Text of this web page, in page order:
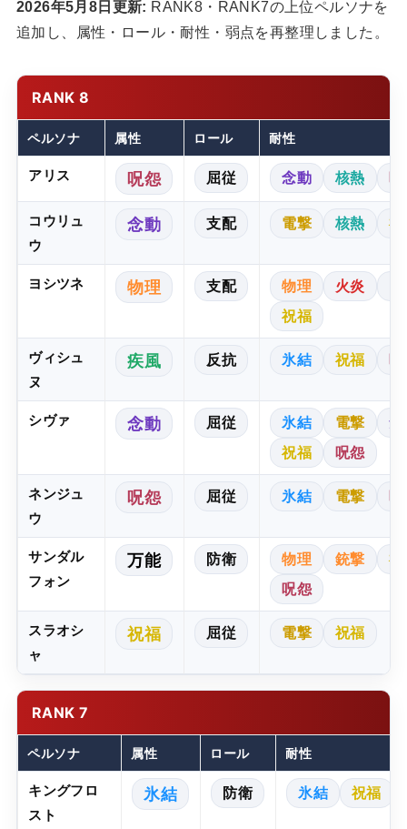
2026年5月8日更新: RANK8・RANK7の上位ペルソナを
追加し、属性・ロール・耐性・弱点を再整理しました。
RANK 8
ペルソナ 属性 ロール 耐性
アリス 呪怨 屈従 念動 核熱 呪
コウリュ
ウ
念動 支配 電撃 核熱 祝
ヨシツネ 物理 支配 物理 火炎
祝福
ヴィシュ
ヌ
疾風 反抗 氷結 祝福 呪
シヴァ 念動 屈従 氷結 電撃
念
祝福
呪怨
ネンジュ
ウ
呪怨 屈従 氷結 電撃 呪
サンダル
フォン
万能 防衛 物理 銃撃
祝
呪怨
スラオシ
ャ
祝福 屈従 電撃 祝福
RANK 7
ペルソナ 属性 ロール 耐性
キングフロ
スト
氷結 防衛 氷結 祝福